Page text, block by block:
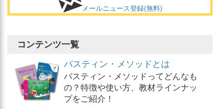
メールニュース登録(無料)
コンテンツ一覧
バスティン・メソッドとは
バスティン・メソッドってどんなも
の？特徴や使い方、教材ラインナッ
プをご紹介！